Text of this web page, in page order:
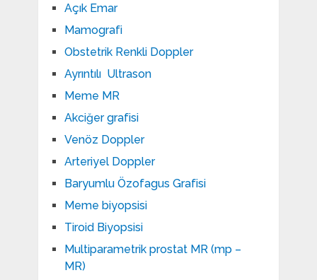
Açık Emar
Mamografi
Obstetrik Renkli Doppler
Ayrıntılı Ultrason
Meme MR
Akciğer grafisi
Venöz Doppler
Arteriyel Doppler
Baryumlu Özofagus Grafisi
Meme biyopsisi
Tiroid Biyopsisi
Multiparametrik prostat MR (mp –
MR)